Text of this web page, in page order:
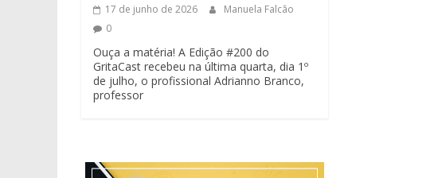
17 de junho de 2026
Manuela Falcão
0
Ouça a matéria! A Edição #200 do
GritaCast recebeu na última quarta, dia 1º
de julho, o profissional Adrianno Branco,
professor